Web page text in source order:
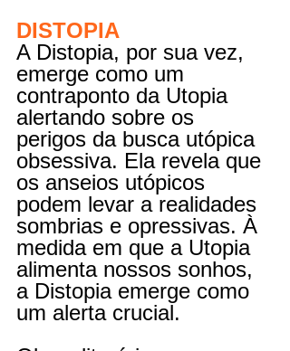
DISTOPIA
A Distopia, por sua vez,
emerge como um
contraponto da Utopia
alertando sobre os
perigos da busca utópica
obsessiva. Ela revela que
os anseios utópicos
podem levar a realidades
sombrias e opressivas. À
medida em que a Utopia
alimenta nossos sonhos,
a Distopia emerge como
um alerta crucial.